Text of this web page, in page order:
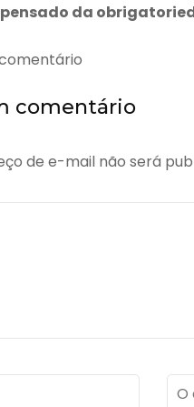
da
comentário
de e-mail não será